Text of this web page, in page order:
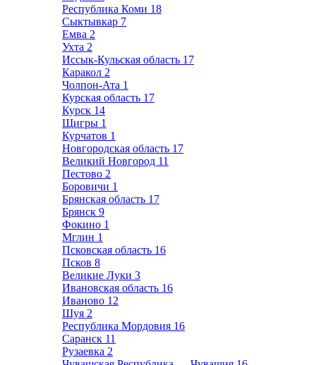
Республика Коми 18
Сыктывкар 7
Емва 2
Ухта 2
Иссык-Кульская область 17
Каракол 2
Чолпон-Ата 1
Курская область 17
Курск 14
Щигры 1
Курчатов 1
Новгородская область 17
Великий Новгород 11
Пестово 2
Боровичи 1
Брянская область 17
Брянск 9
Фокино 1
Мглин 1
Псковская область 16
Псков 8
Великие Луки 3
Ивановская область 16
Иваново 12
Шуя 2
Республика Мордовия 16
Саранск 11
Рузаевка 2